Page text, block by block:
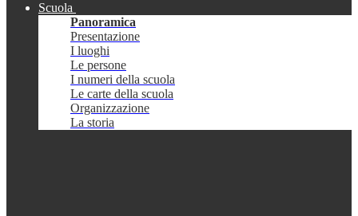
Scuola
Panoramica
Presentazione
I luoghi
Le persone
I numeri della scuola
Le carte della scuola
Organizzazione
La storia